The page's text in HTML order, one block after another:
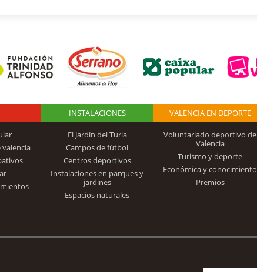
Fundación
Alfonso
INSTALACIONES
El Jardín del Turia
Campos de fútbol
Centros deportivos
Instalaciones en parques y
jardines
Espacios naturales
VALENCIA EN DEPORTE
Voluntariado deportivo de
Valencia
Turismo y deporte
Económica y conocimiento
Premios